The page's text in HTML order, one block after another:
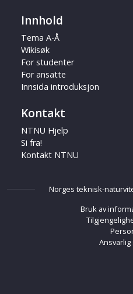
Innhold
Tema A-Å
Wikisøk
For studenter
For ansatte
Innsida introduksjon
Kontakt
NTNU Hjelp
Si fra!
Kontakt NTNU
Norges teknisk-
Bruk av